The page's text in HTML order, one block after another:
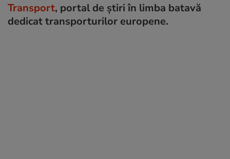
Transport, portal de știri în limba batavă
dedicat transporturilor europene.